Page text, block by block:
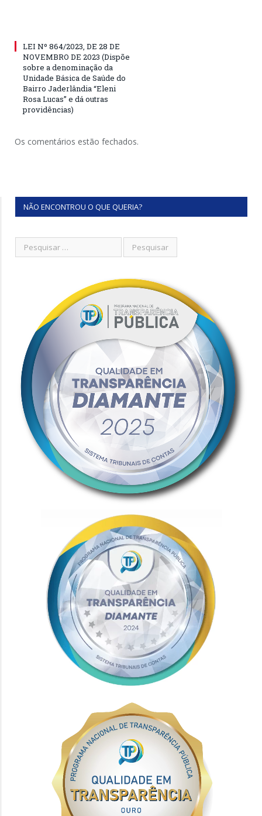
LEI Nº 864/2023, DE 28 DE
NOVEMBRO DE 2023 (Dispõe
sobre a denominação da
Unidade Básica de Saúde do
Bairro Jaderlândia “Eleni
Rosa Lucas” e dá outras
providências)
Os comentários estão fechados.
NÃO ENCONTROU O QUE QUERIA?